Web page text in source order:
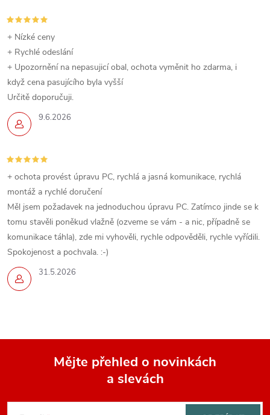
9.6.2026
+ Nízké ceny
+ Rychlé odeslání
+ Upozornění na nepasujicí obal, ochota vyměnit ho zdarma, i
když cena pasujícího byla vyšší
Určitě doporučuji.
31.5.2026
+ ochota provést úpravu PC, rychlá a jasná komunikace, rychlá
montáž a rychlé doručení
Měl jsem požadavek na jednoduchou úpravu PC. Zatímco jinde se k
tomu stavěli poněkud vlažně (ozveme se vám - a nic, případně se
komunikace táhla), zde mi vyhověli, rychle odpověděli, rychle vyřídili.
Spokojenost a pochvala. :-)
Mějte přehled o novinkách
a slevách